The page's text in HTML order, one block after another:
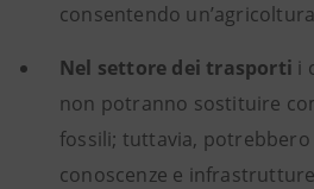
consentendo
Nel settore dei trasporti i
non potranno sostituire
fossili; tuttavia,
conoscenze e